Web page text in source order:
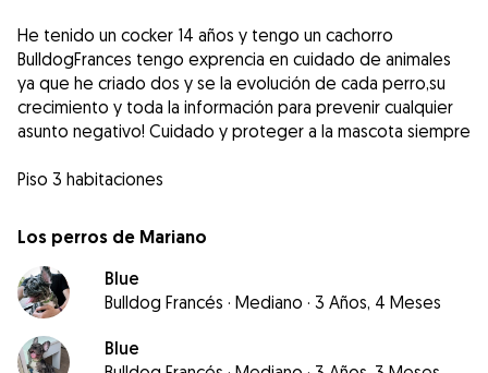
He tenido un cocker 14 años y tengo un cachorro
BulldogFrances tengo exprencia en cuidado de animales
ya que he criado dos y se la evolución de cada perro,su
crecimiento y toda la información para prevenir cualquier
asunto negativo! Cuidado y proteger a la mascota siempre
Piso 3 habitaciones
Los perros de Mariano
Blue
Bulldog Francés · Mediano · 3 Años, 4 Meses
Blue